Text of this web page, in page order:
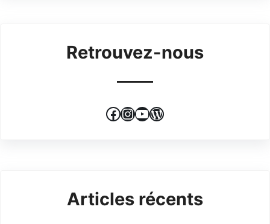
Retrouvez-nous
Facebook
Instagram
YouTube
WordPress
Articles récents